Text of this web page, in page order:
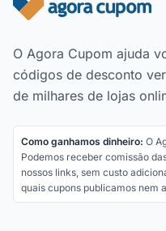
O Agora Cupom ajuda
códigos de desconto
de milhares de lojas
Como ganhamos dinheiro: O
Podemos receber comissão
nossos links, sem custo
quais cupons publicamos nem